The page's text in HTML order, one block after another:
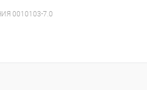
0010103-7.0